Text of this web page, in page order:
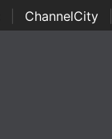
ChannelCity